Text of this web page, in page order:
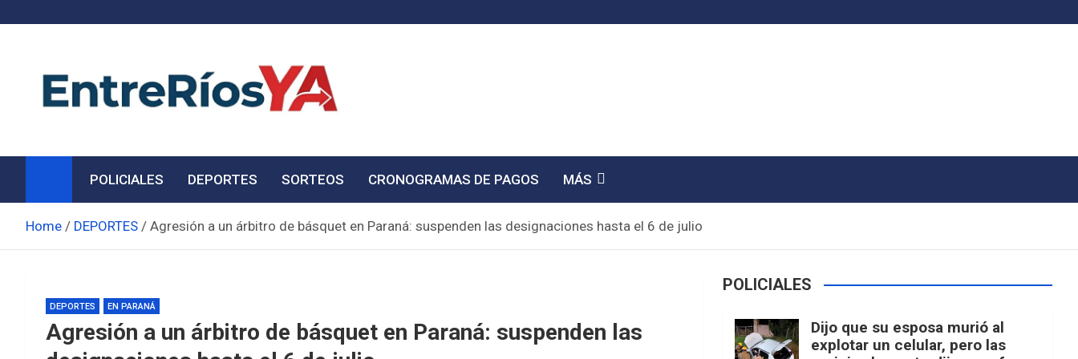
Noticias de Entre Ríos
POLICIALES DEPORTES SORTEOS CRONOGRAMAS DE PAGOS MÁS
Home DEPORTES Agresión a un árbitro de básquet en Paraná: suspenden las designaciones hasta el 6 de julio
DEPORTES EN PARANÁ
Agresión a un árbitro de básquet en Paraná: suspenden las
POLICIALES
Dijo que su esposa murió al
explotar un celular, pero las